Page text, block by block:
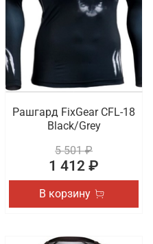
Рашгард FixGear CFL-18
Black/Grey
5 501 ₽
1 412 ₽
В корзину